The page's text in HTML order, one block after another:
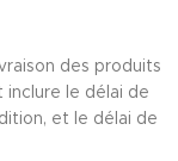
des produits
inclure le délai de
et le délai de